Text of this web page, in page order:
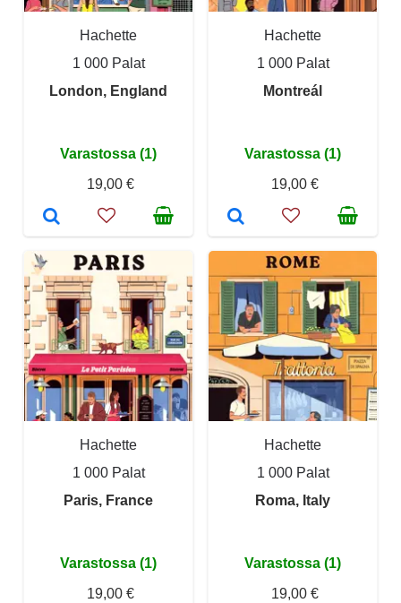
Hachette
1 000 Palat
London, England
Varastossa (1)
19,00 €
Hachette
1 000 Palat
Montreál
Varastossa (1)
19,00 €
Hachette
1 000 Palat
Paris, France
Varastossa (1)
19,00 €
Hachette
1 000 Palat
Roma, Italy
Varastossa (1)
19,00 €